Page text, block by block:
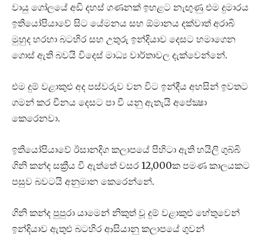
වායු ගෝලයේ අඩි දහස් ගණනක් ඉහළට නැඟුණු එම දුමාරය
ඉතියෝපියාවේ සිට යේමනය සහ ඕමානය දක්වාත් අරාබි
මුහුද හරහා බටහිර සහ උතුරු ඉන්දියාව දෙසට හමාගෙන
ගොස් ඇති බවයි විදෙස් මාධ්‍ය වාර්තාවල දැක්වෙන්නේ.
එම දුම් වළාකුළු අද පස්වරුව වන විට ඉන්දීය අහසින් ඉවතට
ගමන් කර චීනය දෙසට පා වී යනු ඇතැයි අපේක්‍ෂා
කෙරෙනවා.
ඉතියෝපියාවේ ඊසානදිග කලාපයේ පිහිටා ඇති හයිලි ගුබ්බි
ගිනි කන්ද සක්‍රීය වී ඇත්තේ වසර 12,000ක පමණ කාලයකට
පසුව බවටයි අනුමාන කෙරෙන්නේ.
ගිනි කන්ද පුපුරා යාමෙන් නිකුත් වූ දුම් වළාකුළු හේතුවෙන්
ඉන්දියාව ඇතුළු බටහිර ආසියානු කලාපයේ ගුවන්